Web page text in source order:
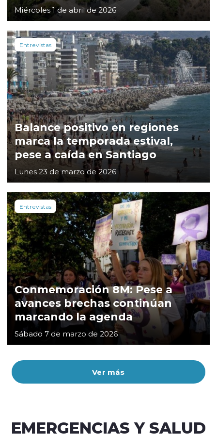
Ver más
Miércoles 1 de abril de 2026
Entrevistas
Balance positivo en regiones
marca la temporada estival,
pese a caída en Santiago
Lunes 23 de marzo de 2026
Entrevistas
Conmemoración 8M: Pese a
avances brechas continúan
marcando la agenda
Sábado 7 de marzo de 2026
EMERGENCIAS Y SALUD